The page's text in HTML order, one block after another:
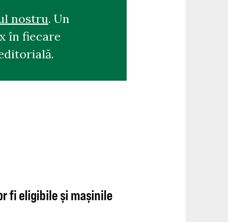
nostru. Un
în fiecare
fi eligibile și mașinile